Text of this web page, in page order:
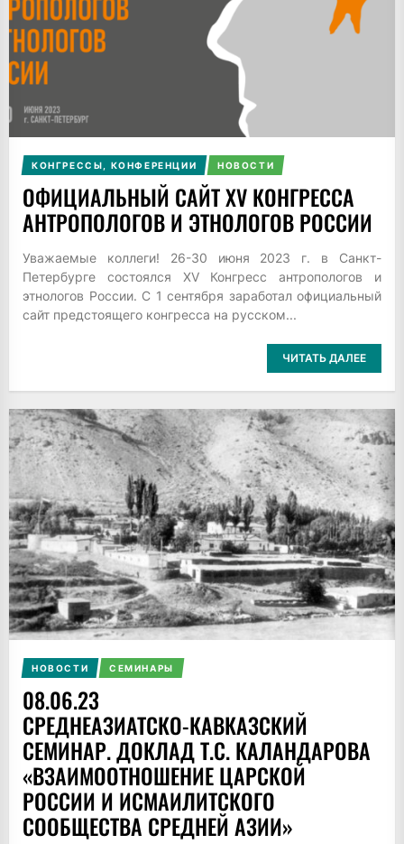
КОНГРЕССЫ, КОНФЕРЕНЦИИ НОВОСТИ
ОФИЦИАЛЬНЫЙ САЙТ XV КОНГРЕССА
АНТРОПОЛОГОВ И ЭТНОЛОГОВ РОССИИ
Уважаемые коллеги! 26-30 июня 2023 г. в Санкт-
Петербурге состоялся XV Конгресс антропологов и
этнологов России. С 1 сентября заработал официальный
сайт предстоящего конгресса на русском...
ЧИТАТЬ ДАЛЕЕ
НОВОСТИ СЕМИНАРЫ
08.06.23
СРЕДНЕАЗИАТСКО-КАВКАЗСКИЙ
СЕМИНАР. ДОКЛАД Т.С. КАЛАНДАРОВА
«ВЗАИМООТНОШЕНИЕ ЦАРСКОЙ
РОССИИ И ИСМАИЛИТСКОГО
СООБЩЕСТВА СРЕДНЕЙ АЗИИ»